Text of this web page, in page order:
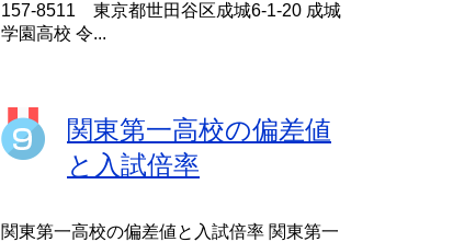
157-8511 東京都世田谷区成城6-1-20 成城
学園高校 令...
関東第一高校の偏差値
と入試倍率
関東第一高校の偏差値と入試倍率 関東第一